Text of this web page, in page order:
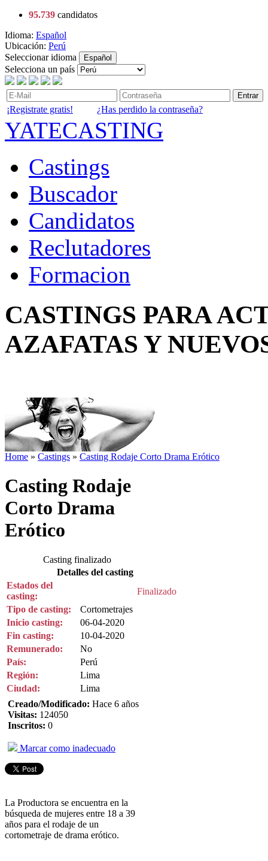
95.739 candidatos
Idioma: Español
Ubicación: Perú
Seleccionar idioma
Español
Selecciona un país
Entrar
¡Registrate gratis! ¿Has perdido la contraseña?
YATECASTING
Castings
Buscador
Candidatos
Reclutadores
Formacion
CASTINGS PARA
AZAFATAS Y
Home » Castings » Casting Rodaje Corto Drama Erótico
Casting Rodaje
Corto Drama
Erótico
Casting finalizado
Detalles del casting
Estados del
casting:
Finalizado
Tipo de casting:
Cortometrajes
Inicio casting:
06-04-2020
Fin casting:
10-04-2020
Remunerado:
No
País:
Perú
Región:
Lima
Ciudad:
Lima
Creado/Modificado: Hace 6 años
Visitas: 124050
Inscritos: 0
Marcar como inadecuado
La Productora se encuentra en la
búsqueda de mujeres entre 18 a 39
años para el rodaje de un
cortometraje de drama erótico.